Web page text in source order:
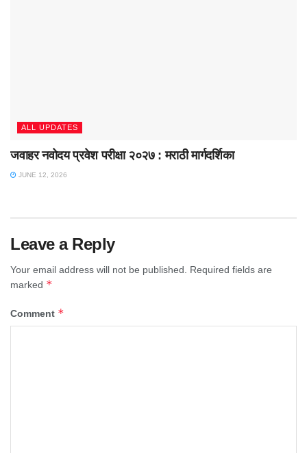
ALL UPDATES
जवाहर नवोदय प्रवेश परीक्षा २०२७ : मराठी मार्गदर्शिका
JUNE 12, 2026
Leave a Reply
Your email address will not be published. Required fields are
marked *
Comment *